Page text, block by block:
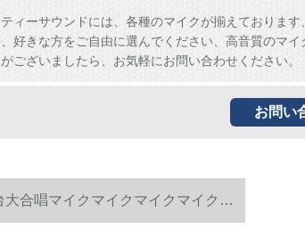
ィーサウンドには、各種のマイクが揃えております
好きな方をご自由に選んでください、高音質のマイ
ございましたら、お気軽にお問い合わせください。
お問い
合唱マイクマイクマイクマイクマ